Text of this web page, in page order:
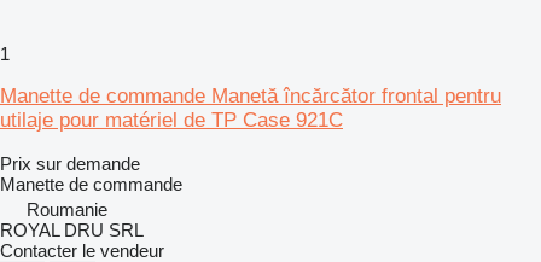
1
Manette de commande Manetă încărcător frontal pentru
utilaje pour matériel de TP Case 921C
Prix sur demande
Manette de commande
Roumanie
ROYAL DRU SRL
Contacter le vendeur